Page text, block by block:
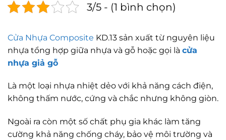
3/5 - (1 bình chọn)
Cửa Nhựa Composite KD.13 sản xuất từ nguyên liệu
nhựa tổng hợp giữa nhựa và gỗ hoặc gọi là cửa
nhựa giả gỗ
Là một loại nhựa nhiệt dẻo với khả năng cách điện,
không thấm nước, cứng và chắc nhưng không giòn.
Ngoài ra còn một số chất phụ gia khác làm tăng
cường khả năng chống cháy, bảo vệ môi trường và